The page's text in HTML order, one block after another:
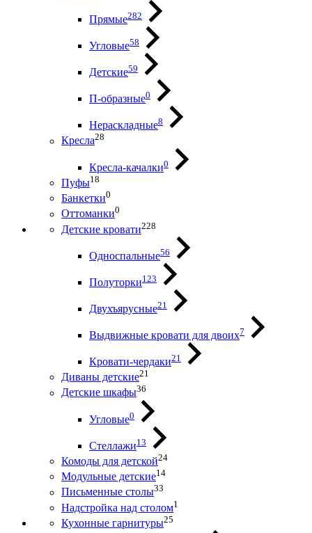
Прямые282
Угловые58
Детские59
П-образные0
Нераскладные8
Кресла28
Кресла-качалки0
Пуфы18
Банкетки0
Оттоманки0
Детские кровати228
Односпальные56
Полуторки123
Двухъярусные21
Выдвижные кровати для двоих7
Кровати-чердаки21
Диваны детские21
Детские шкафы36
Угловые0
Стеллажи13
Комоды для детской24
Модульные детские14
Письменные столы33
Надстройка над столом1
Кухонные гарнитуры25